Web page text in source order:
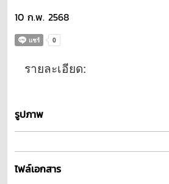
10 ก.พ. 2568
รายละเอียด:
รูปภาพ
ไฟล์เอกสาร